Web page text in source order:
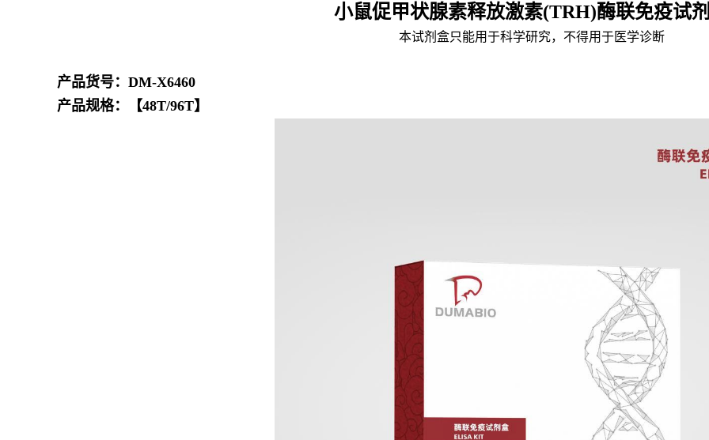
小鼠促甲状腺素释放激素(TRH)酶联免疫试
本试剂盒只能用于科学研究，不得用于医学诊断
产品货号：DM-X6460
产品规格：【48T/96T】